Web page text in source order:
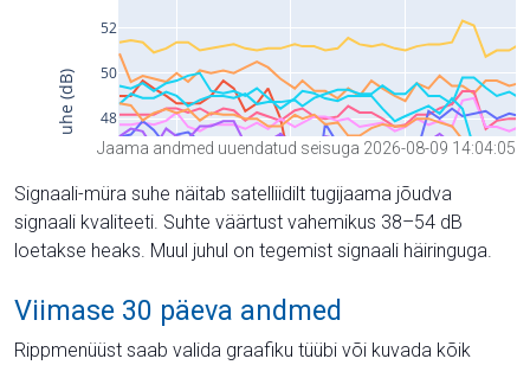
Jaama andmed uuendatud seisuga 2026-08-09 14:04:05
Signaali-müra suhe näitab satelliidilt tugijaama jõudva
signaali kvaliteeti. Suhte väärtust vahemikus 38–54 dB
loetakse heaks. Muul juhul on tegemist signaali häiringuga.
Viimase 30 päeva andmed
Rippmenüüst saab valida graafiku tüübi või kuvada kõik